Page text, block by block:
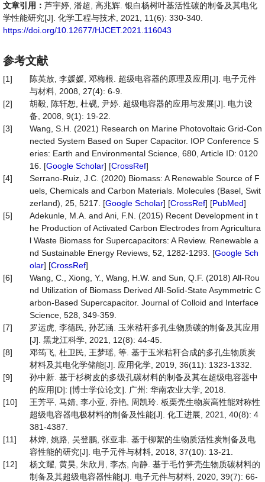
文章引用： 芦宇婷, 潘超, 高兆辉. 银白杨树叶基活性碳的制备及其电化
学性能研究[J]. 化学工程与技术, 2021, 11(6): 330-340.
https://doi.org/10.12677/HJCET.2021.116043
参考文献
[1]
陈英放, 李媛媛, 邓梅根. 超级电容器的原理及应用[J]. 电子元件
与材料, 2008, 27(4): 6-9.
[2]
胡毅, 陈轩恕, 杜砚, 尹婷. 超级电容器的应用与发展[J]. 电力设
备, 2008, 9(1): 19-22.
[3]
Wang, S.H. (2021) Research on Marine Photovoltaic Grid-Con
nected System Based on Super Capacitor. IOP Conference S
eries: Earth and Environmental Science, 680, Article ID: 0120
16. [Google Scholar] [CrossRef]
[4]
Serrano-Ruiz, J.C. (2020) Biomass: A Renewable Source of F
uels, Chemicals and Carbon Materials. Molecules (Basel, Swit
zerland), 25, 5217. [Google Scholar] [CrossRef] [PubMed]
[5]
Adekunle, M.A. and Ani, F.N. (2015) Recent Development in t
he Production of Activated Carbon Electrodes from Agricultura
l Waste Biomass for Supercapacitors: A Review. Renewable a
nd Sustainable Energy Reviews, 52, 1282-1293. [Google Sch
olar] [CrossRef]
[6]
Wang, C., Xiong, Y., Wang, H.W. and Sun, Q.F. (2018) All-Rou
nd Utilization of Biomass Derived All-Solid-State Asymmetric C
arbon-Based Supercapacitor. Journal of Colloid and Interface
Science, 528, 349-359.
[7]
罗运虎, 李德民, 孙艺涵. 玉米秸秆多孔生物质碳的制备及其应用
[J]. 黑龙江科学, 2021, 12(8): 44-45.
[8]
邓筠飞, 杜卫民, 王梦瑶, 等. 基于玉米秸秆合成的多孔生物质炭
材料及其电化学储能[J]. 应用化学, 2019, 36(11): 1323-1332.
[9]
孙中新. 基于杉树皮的多级孔碳材料的制备及其在超级电容器中
的应用[D]: [博士学位论文]. 广州: 华南农业大学, 2018.
[10]
王芳平, 马婧, 李小亚, 乔艳, 周凯玲. 板栗壳生物炭高性能对称性
超级电容器电极材料的制备及性能[J]. 化工进展, 2021, 40(8): 4
381-4387.
[11]
林烨, 姚路, 吴登鹏, 张亚非. 基于柳絮的生物质活性炭制备及电
容性能的研究[J]. 电子元件与材料, 2018, 37(10): 13-21.
[12]
杨文耀, 黄昊, 朱欣月, 李杰, 向静. 基于毛竹笋壳生物质碳材料的
制备及其超级电容器性能[J]. 电子元件与材料, 2020, 39(7): 66-